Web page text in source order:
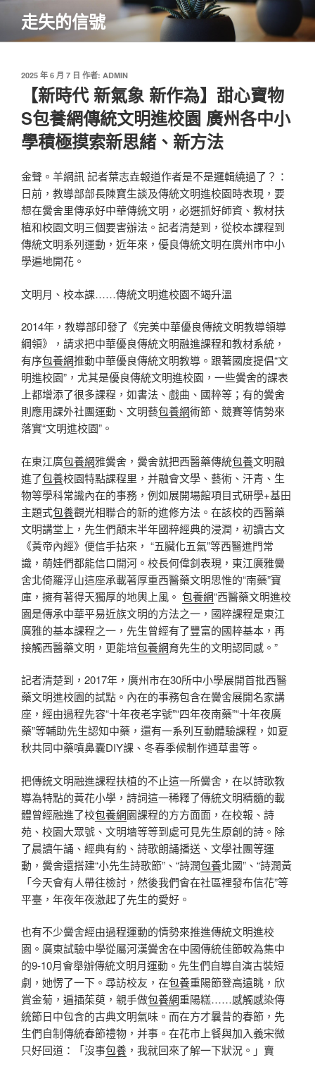
主
走失的信號
發
2025 年 6 月 7 日 作者: ADMIN
【新時代 新氣象 新作為】甜心寶物
S包養網傳統文明進校園 廣州各中小
學積極摸索新思緒、新方法
金聲。羊網訊 記者葉志垚報道作者是不是邏輯繞過了？：
日前，教導部部長陳寶生談及傳統文明進校園時表現，要
想在黌舍里傳承好中華傳統文明，必選抓好師資、教材扶
植和校園文明三個要害辦法。記者清楚到，從校本課程到
傳統文明系列運動，近年來，優良傳統文明在廣州市中小
學遍地開花。
文明月、校本課……傳統文明進校園不竭升溫
2014年，教導部印發了《完美中華優良傳統文明教導領導
綱領》，請求把中華優良傳統文明融進課程和教材系統，
有序包養網推動中華優良傳統文明教導。跟著國度提倡“文
明進校園”，尤其是優良傳統文明進校園，一些黌舍的課表
上都增添了很多課程，如書法、戲曲、國粹等；有的黌舍
則應用課外社團運動、文明藝包養網術節、競賽等情勢來
落實“文明進校園”。
在東江廣包養網雅黌舍，黌舍就把西醫藥傳統包養文明融
進了包養校園特點課程里，并融會文學、藝術、汗青、生
物等學科常識內在的事務，例如展開場館項目式研學+基田
主題式包養觀光相聯合的新的進修方法。在該校的西醫藥
文明講堂上，先生們顛末半年國粹經典的浸潤，初讀古文
《黃帝內經》便信手拈來， “五臟化五氣”等西醫進門常
識，萌娃們都能信口開河。校長何偉釗表現，東江廣雅黌
舍北倚羅浮山這座承載著厚重西醫藥文明思惟的“南藥”寶
庫，擁有著得天獨厚的地輿上風。 包養網“西醫藥文明進校
園是傳承中華平易近族文明的方法之一，國粹課程是東江
廣雅的基本課程之一，先生曾經有了豐富的國粹基本，再
接觸西醫藥文明，更能培包養網育先生的文明認同感。”
記者清楚到，2017年，廣州市在30所中小學展開首批西醫
藥文明進校園的試點。內在的事務包含在黌舍展開名家講
座，經由過程先容“十年夜老字號”“四年夜南藥”“十年夜廣
藥”等輔助先生認知中藥，還有一系列互動體驗課程，如夏
秋共同中藥噴鼻囊DIY課、冬春季候制作通草畫等。
把傳統文明融進課程扶植的不止這一所黌舍，在以詩歌教
導為特點的黃花小學，詩詞這一稀釋了傳統文明精髓的載
體曾經融進了校包養網園課程的方方面面，在校報、詩
苑、校園大眾號、文明墻等等到處可見先生原創的詩。除
了晨讀午誦、經典有約、詩歌朗誦播送、文學社團等運
動，黌舍還搭建“小先生詩歌節”、“詩潤包養北國”、“詩潤黃
「今天會有人帶往檢討，然後我們會在社區裡發布信花”等
平臺，年夜年夜激起了先生的愛好。
也有不少黌舍經由過程運動的情勢來推進傳統文明進校
園。廣東試驗中學從屬河漢黌舍在中國傳統佳節較為集中
的9-10月會舉辦傳統文明月運動。先生們自導自演古裝短
劇，她愣了一下。尋訪校友，在包養重陽節登高遠眺，欣
賞金菊，遍插茱萸，親手做包養網重陽糕……感觸感染傳
統節日中包含的古典文明氣味。而在方才曩昔的春節，先
生們自制傳統春節禮物，并事。在花市上餐與加入義宋微
只好回道：「沒事包養 ，我就回來了解一下狀況。」賣